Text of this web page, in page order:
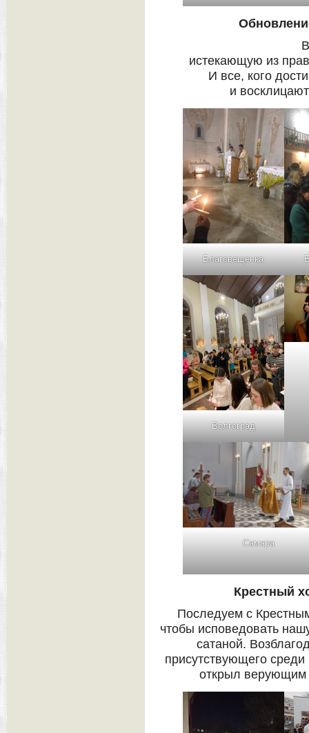
истекающую из
И все, кого
и
Благовещенка
Волгоград
Самара
Крестный
Последуем с
чтобы исповедовать
сатаной.
присутствующего
открыл верующим